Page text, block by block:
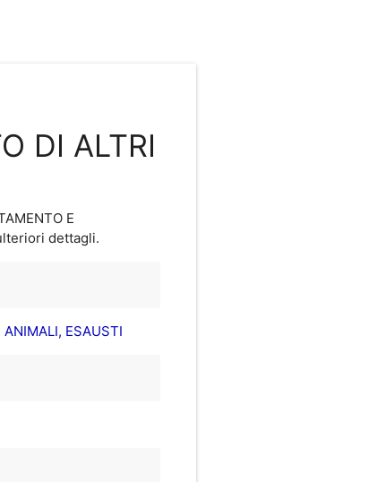
DI ALTRI
E
dettagli.
ANIMALI, ESAUSTI